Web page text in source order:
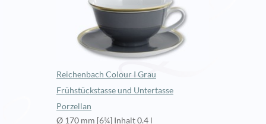
Reichenbach Colour I Grau
Frühstückstasse und Untertasse
Porzellan
Ø 170 mm [6¾] Inhalt 0.4 l